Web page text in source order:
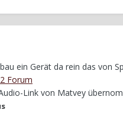
ein Gerät da rein das von
Forum
Link von Matvey